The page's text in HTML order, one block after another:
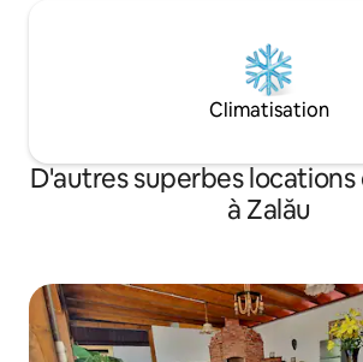
Climatisation
D'autres superbes
à Zalău